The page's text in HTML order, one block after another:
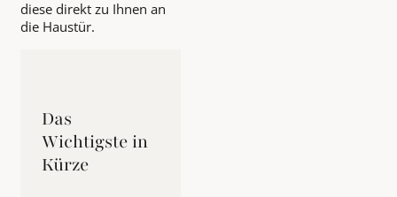
diese direkt zu Ihnen an
die Haustür.
Das
Wichtigste in
Kürze